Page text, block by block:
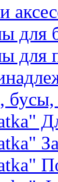
для
для